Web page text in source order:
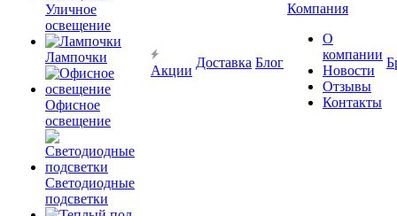
Уличное
освещение
Лампочки
Офисное
освещение
Светодиодные
подсветки
Акции
Доставка Блог
Компания
О
компании
Новости
Отзывы
Контакты